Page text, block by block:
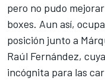
pero no pudo
boxes. Aun así,
posición junto a
Raúl Fernández,
incógnita para las